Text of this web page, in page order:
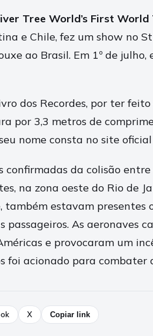
Tree World’s First World
e Chile, fez um show no
ao Brasil. Em 1º de
dos Recordes, por ter
por 3,3 metros de
nome consta no site
confirmadas da colisão
na zona oeste do Rio de
também estavam
passageiros. As aeronaves
e provocaram um
foi acionado para combater
X Copiar link